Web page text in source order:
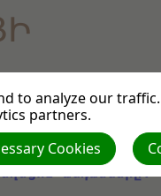
լինել միայն
անդամները։
to analyze our
partners.
Cookies